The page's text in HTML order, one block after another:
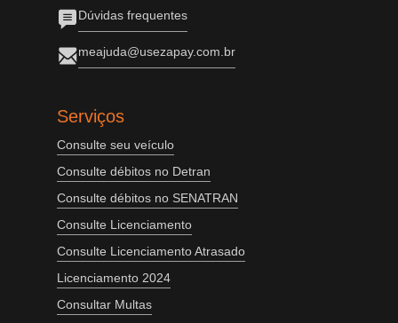
Dúvidas frequentes
meajuda@usezapay.com.br
Serviços
Consulte seu veículo
Consulte débitos no Detran
Consulte débitos no SENATRAN
Consulte Licenciamento
Consulte Licenciamento Atrasado
Licenciamento 2024
Consultar Multas